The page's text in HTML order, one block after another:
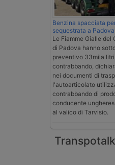
Benzina spacciata
sequestrata a Padova
Le Fiamme Gialle del
di Padova hanno
preventivo 33mila
contrabbando,
nei documenti di
l'autoarticolato
contrabbando di
conducente
al valico di Tarvisio.
Transpotalk